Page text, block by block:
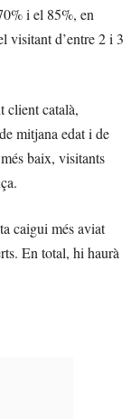
i el 85%, en
visitant d’entre 2 i 3
client català,
mitjana edat i de
baix, visitants
caigui més aviat
En total, hi haurà